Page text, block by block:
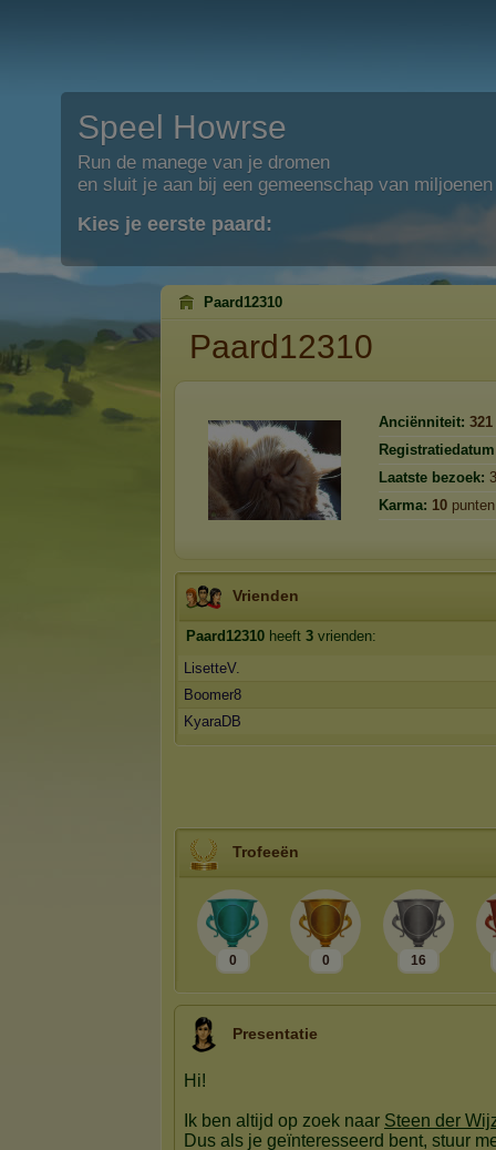
Speel Howrse
Run de manege van je dromen
en sluit je aan bij een gemeenschap van
Kies je eerste paard:
Paard12310
Paard12310
Anciënniteit: 321
Laatste bezoek:
Karma: 10 punten
Vrienden
Paard12310 heeft 3 vrienden:
LisetteV.
Boomer8
KyaraDB
Trofeeën
0 0 16
Presentatie